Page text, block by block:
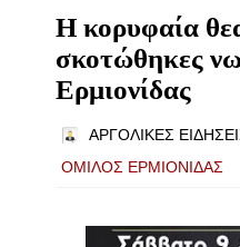
Η κορυφαία
σκοτώθηκες
Ερμιονίδας
ΑΡΓΟΛΙΚΕΣ
ΟΜΙΛΟΣ ΕΡΜΙΟΝΙΔΑΣ